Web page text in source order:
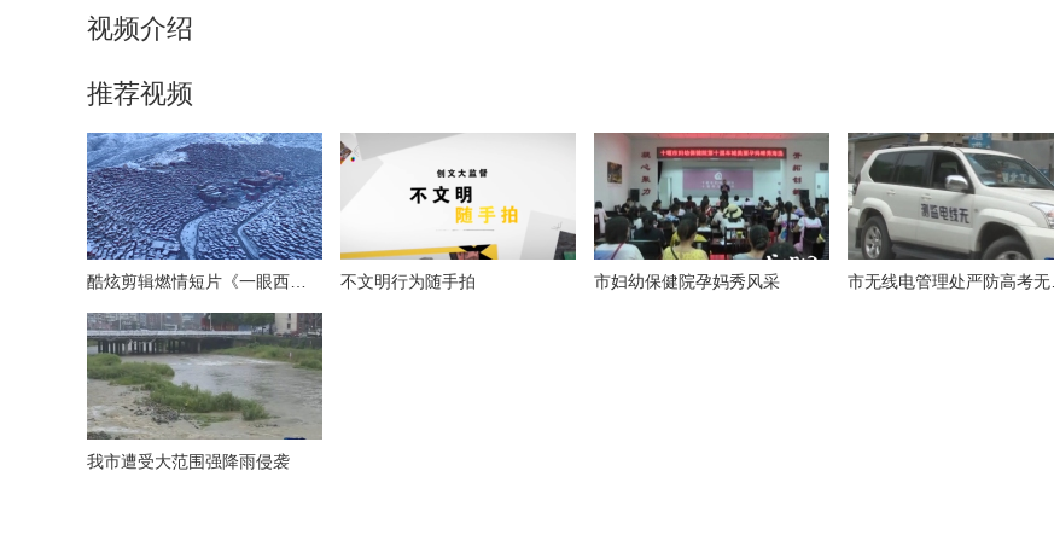
视频介绍
推荐视频
不文明行为随手拍 市妇幼保健院孕妈秀风采
我市遭受大范围强降雨侵袭